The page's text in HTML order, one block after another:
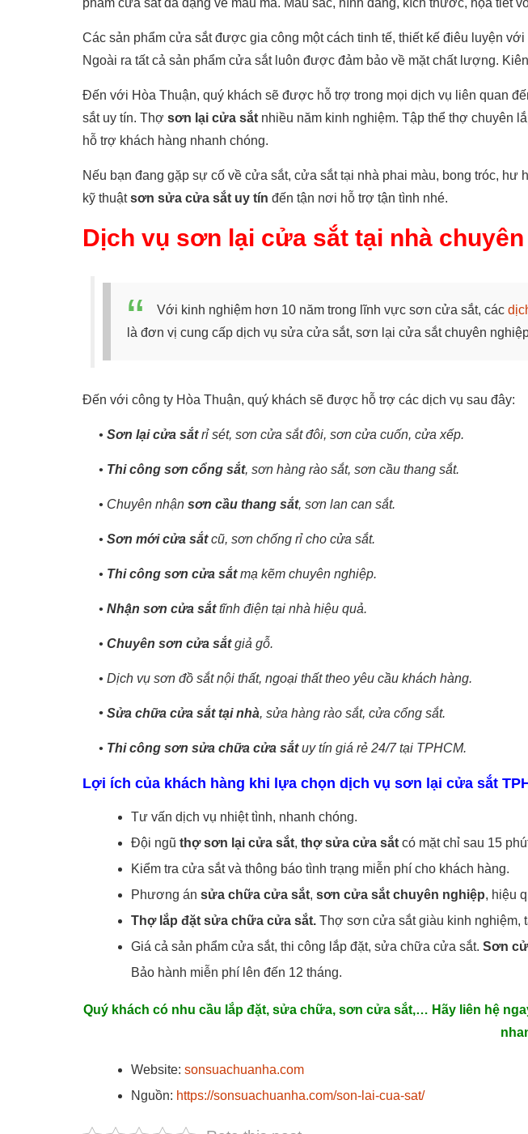
phẩm cửa sắt đa dạng về mẫu mã. Màu sắc, hình dáng, kích thước, họa tiết
Các sản phẩm cửa sắt được gia công một cách tinh tế, thiết kế điêu luyện
Ngoài ra tất cả sản phẩm cửa sắt luôn được đảm bảo về mặt chất lượng.
Đến với Hòa Thuận, quý khách sẽ được hỗ trợ trong mọi dịch vụ liên quan
sắt uy tín. Thợ sơn lại cửa sắt nhiều năm kinh nghiệm. Tập thể thợ chuyên
hỗ trợ khách hàng nhanh chóng.
Nếu bạn đang gặp sự cố về cửa sắt, cửa sắt tại nhà phai màu, bong tróc,
kỹ thuậtsơn sửa cửa sắt uy tín đến tận nơi hỗ trợ tận tình nhé.
Dịch vụ sơn lại cửa sắt tại nhà
Với kinh nghiệm hơn 10 năm trong lĩnh vực sơn cửa sắt, các
là đơn vị cung cấp dịch vụ sửa cửa sắt, sơn lại cửa sắt chuyên
Đến với công ty Hòa Thuận, quý khách sẽ được hỗ trợ các dịch vụ sau đây:
• Sơn lại cửa sắtrỉ sét, sơn cửa sắt đôi, sơn cửa cuốn, cửa xếp.
• Thi công sơn cổng sắt, sơn hàng rào sắt, sơn cầu thang sắt.
• Chuyên nhận sơn cầu thang sắt, sơn lan can sắt.
• Sơn mới cửa sắtcũ, sơn chống rỉ cho cửa sắt.
• Thi công sơn cửa sắtmạ kẽm chuyên nghiệp.
• Nhận sơn cửa sắttĩnh điện tại nhà hiệu quả.
• Chuyên sơn cửa sắtgiả gỗ.
• Dịch vụ sơn đồ sắt nội thất, ngoại thất theo yêu cầu khách hàng.
• Sửa chữa cửa sắt tại nhà, sửa hàng rào sắt, cửa cổng sắt.
• Thi công sơn sửa chữa cửa sắtuy tín giá rẻ 24/7 tại TPHCM.
Lợi ích của khách hàng khi lựa chọn dịch vụ sơn lại cửa sắt
Tư vấn dịch vụ nhiệt tình, nhanh chóng.
Đội ngũ thợ sơn lại cửa sắt, thợ sửa cửa sắt có mặt chỉ sau 15
Kiểm tra cửa sắt và thông báo tình trạng miễn phí cho khách hàng.
Phương án sửa chữa cửa sắt, sơn cửa sắt chuyên nghiệp, hiệu
Thợ lắp đặt sửa chữa cửa sắt. Thợ sơn cửa sắt giàu kinh nghiệm,
Giá cả sản phẩm cửa sắt, thi công lắp đặt, sửa chữa cửa sắt. Sơn
Bảo hành miễn phí lên đến 12 tháng.
Quý khách có nhu cầu lắp đặt, sửa chữa, sơn cửa sắt,… Hãy liên hệ
Website: sonsuachuanha.com
Nguồn: https://sonsuachuanha.com/son-lai-cua-sat/